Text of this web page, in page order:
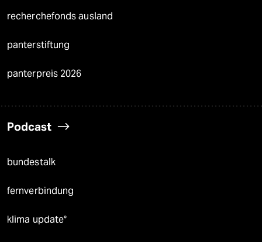
recherchefonds ausland
panterstiftung
panterpreis 2026
Podcast
bundestalk
fernverbindung
klima update°